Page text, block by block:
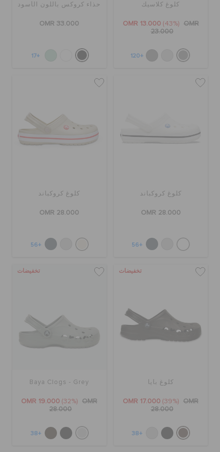
كلوغ كلاسيك
OMR 13.000 (43%)
OMR
23.000
+120
حذاء كروكس باللون الأسود
OMR 33.000
+17
كلوغ كروكباند
OMR 28.000
+56
كلوغ كروكباند
OMR 28.000
+56
تخفيضات
كلوغ بايا
OMR 17.000 (39%)
OMR
28.000
+38
تخفيضات
Baya Clogs - Grey
OMR 19.000 (32%)
OMR
28.000
+38